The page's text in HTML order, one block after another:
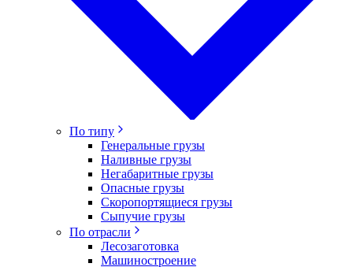
По типу
Генеральные грузы
Наливные грузы
Негабаритные грузы
Опасные грузы
Скоропортящиеся грузы
Сыпучие грузы
По отрасли
Лесозаготовка
Машиностроение